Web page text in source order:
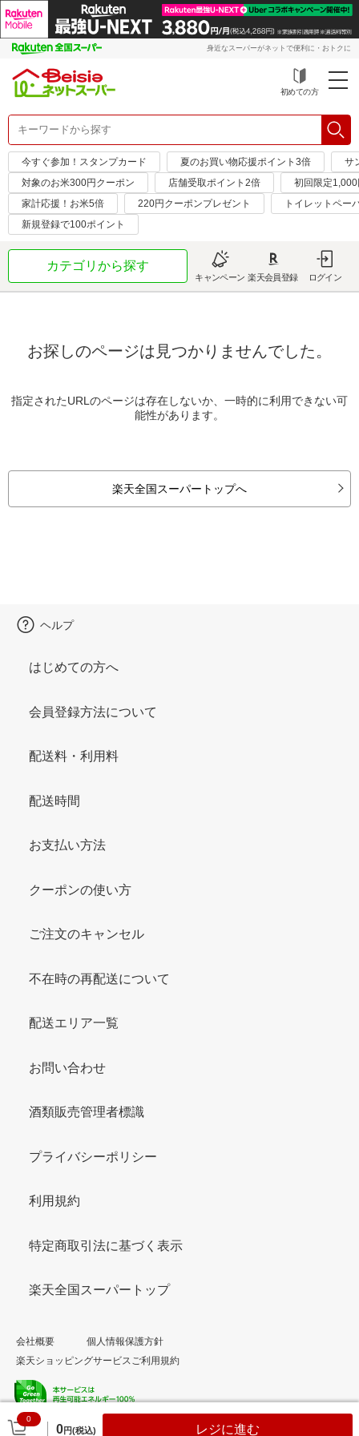
身近なスーパーがネットで便利に・おトクに
初めての方
今すぐ参加！スタンプカード 夏のお買い物応援ポイント3倍
サ
対象のお米300円クーポン
店舗受取ポイント2倍
初回限定
家計応援！お米5倍
220円クーポンプレゼント
トイレットペー
新規登録で100ポイント
カテゴリから探す
キャンペーン 楽天会員登録 ログイン
お探しのページは見つかりませんでした。
指定されたURLのページは存在しないか、一時的に利用できない可
能性があります。
楽天全国スーパートップへ
0
0円(税込) レジに進む
ヘルプ
はじめての方へ
会員登録方法について
配送料・利用料
配送時間
お支払い方法
クーポンの使い方
ご注文のキャンセル
不在時の再配送について
配送エリア一覧
お問い合わせ
酒類販売管理者標識
プライバシーポリシー
利用規約
特定商取引法に基づく表示
楽天全国スーパートップ
会社概要
個人情報保護方針
楽天ショッピングサービスご利用規約
© Rakuten Group, Inc.